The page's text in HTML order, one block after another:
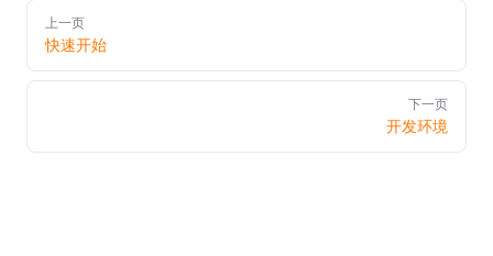
Pager
上一页
快速开始
下一页
开发环境